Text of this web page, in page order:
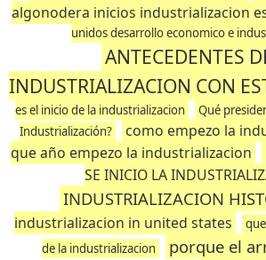
algonodera inicios industrializacion
unidos desarrollo economico e
ANTECEDENTES
INDUSTRIALIZACION CON
es el inicio de la industrializacion
Qué
Industrialización?
como empezo la
que año empezo la industrializacion
SE INICIO LA
INDUSTRIALIZACION
industrializacion in united states
de la industrializacion
porque el